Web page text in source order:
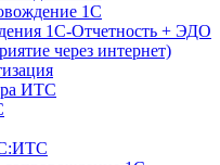
1С
1С-Отчетность + ЭДО
через интернет)
ИТС